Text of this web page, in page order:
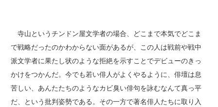
寺山というチンドン屋文学者の場合、どこまで本気でどこま
で戦略だったのかわからない面があるが、この人は戦前や戦中
派文学者に果たし状のような拒絶を示すことでデビューのきっ
かけをつかんだ。今でも若い俳人がよくやるように、俳壇は息
苦しい、あんたたちのようなカビ臭い俳句を詠むなんて真っ平
だ、という批判姿勢である。その一方で著名俳人たちに取り入